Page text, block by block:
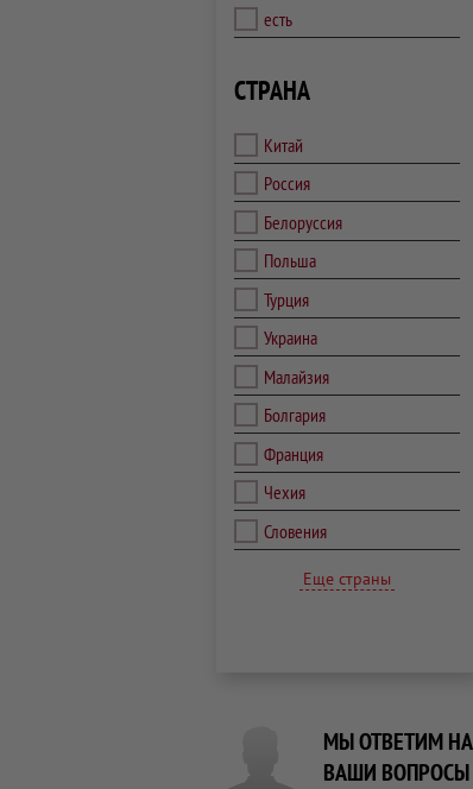
есть
СТРАНА
Китай
Россия
Белоруссия
Польша
Турция
Украина
Малайзия
Болгария
Франция
Чехия
Словения
Еще страны
МЫ ОТВЕТИМ НА
ВАШИ ВОПРОСЫ